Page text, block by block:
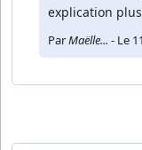
explication
ParMaëlle... - Le